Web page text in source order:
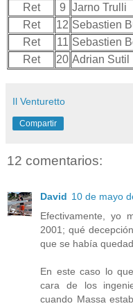
Ret
9 Jarno Trulli
Ret
12 Sebastien
Ret
11 Sebastien
Ret
20 Adrian Sutil
Il Venturetto
Compartir
12 comentarios:
David 10 de mayo
Efectivamente, yo
2001; qué
que se había
En este caso lo
cara de los
cuando Massa